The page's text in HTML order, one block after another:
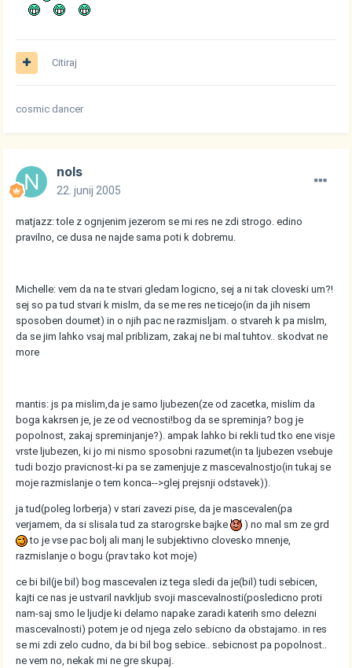
Citiraj
cosmic dancer
nols
22. junij 2005
matjazz: tole z ognjenim jezerom se mi res ne zdi strogo. edino
pravilno, ce dusa ne najde sama poti k dobremu.
Michelle: vem da na te stvari gledam logicno, sej a ni tak cloveski um?!
sej so pa tud stvari k mislm, da se me res ne ticejo(in da jih nisem
sposoben doumet) in o njih pac ne razmisljam. o stvareh k pa mislm,
da se jim lahko vsaj mal priblizam, zakaj ne bi mal tuhtov.. skodvat ne
more
mantis: js pa mislim,da je samo ljubezen(ze od zacetka, mislim da
boga kakrsen je, je ze od vecnosti!bog da se spreminja? bog je
popolnost, zakaj spreminjanje?). ampak lahko bi rekli tud tko ene visje
vrste ljubezen, ki jo mi nismo sposobni razumet(in ta ljubezen vsebuje
tudi bozjo pravicnost-ki pa se zamenjuje z mascevalnostjo(in tukaj se
moje razmislanje o tem konca-->glej prejsnji odstavek)).
ja tud(poleg lorberja) v stari zavezi pise, da je mascevalen(pa
verjamem, da si slisala tud za starogrske bajke
) no mal sm ze grd
to je vse pac bolj ali manj le subjektivno clovesko mnenje,
razmislanje o bogu (prav tako kot moje)
ce bi bil(je bil) bog mascevalen iz tega sledi da je(bil) tudi sebicen,
kajti ce nas je ustvaril navkljub svoji mascevalnosti(posledicno proti
nam-saj smo le ljudje ki delamo napake zaradi katerih smo delezni
mascevalnosti) potem je od njega zelo sebicno da obstajamo. in res
se mi zdi zelo cudno, da bi bil bog sebice.. sebicnost pa popolnost..
ne vem no, nekak mi ne gre skupaj.